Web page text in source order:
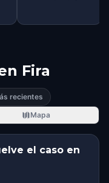
Fira
recientes
Mapa
el caso en